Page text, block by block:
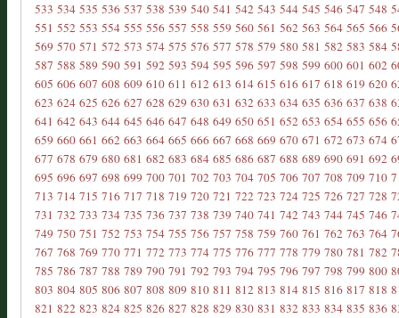
533 534 535 536 537 538 539 540 541 542 543 544 545 546 547 548
551 552 553 554 555 556 557 558 559 560 561 562 563 564 565 566
569 570 571 572 573 574 575 576 577 578 579 580 581 582 583 584
587 588 589 590 591 592 593 594 595 596 597 598 599 600 601 602
605 606 607 608 609 610 611 612 613 614 615 616 617 618 619 620
623 624 625 626 627 628 629 630 631 632 633 634 635 636 637 638
641 642 643 644 645 646 647 648 649 650 651 652 653 654 655 656
659 660 661 662 663 664 665 666 667 668 669 670 671 672 673 674
677 678 679 680 681 682 683 684 685 686 687 688 689 690 691 692
695 696 697 698 699 700 701 702 703 704 705 706 707 708 709 710
713 714 715 716 717 718 719 720 721 722 723 724 725 726 727 728
731 732 733 734 735 736 737 738 739 740 741 742 743 744 745 746
749 750 751 752 753 754 755 756 757 758 759 760 761 762 763 764
767 768 769 770 771 772 773 774 775 776 777 778 779 780 781 782
785 786 787 788 789 790 791 792 793 794 795 796 797 798 799 800
803 804 805 806 807 808 809 810 811 812 813 814 815 816 817 818
821 822 823 824 825 826 827 828 829 830 831 832 833 834 835 836